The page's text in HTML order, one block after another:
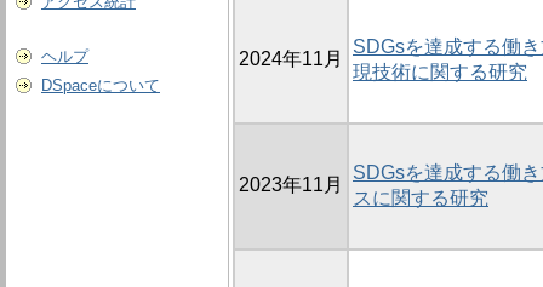
ヘルプ
DSpaceについて
2024年11月
SDGsを達成する働
現技術に関する研究
2023年11月
SDGsを達成する働
スに関する研究